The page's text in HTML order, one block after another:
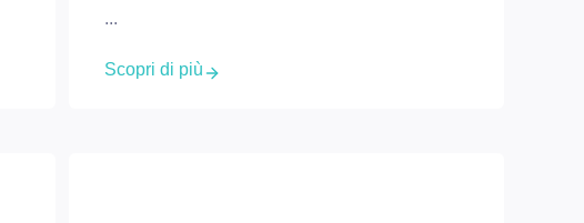
...
Scopri di più